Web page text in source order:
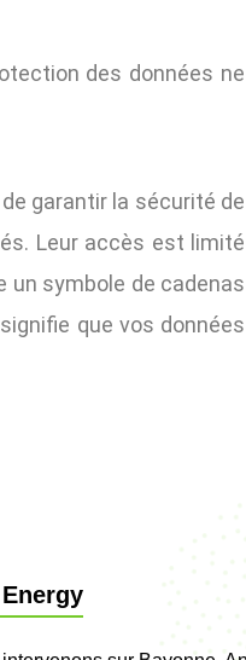
des données ne
garantir la sécurité de
Leur accès est limité
un symbole de cadenas
que vos données